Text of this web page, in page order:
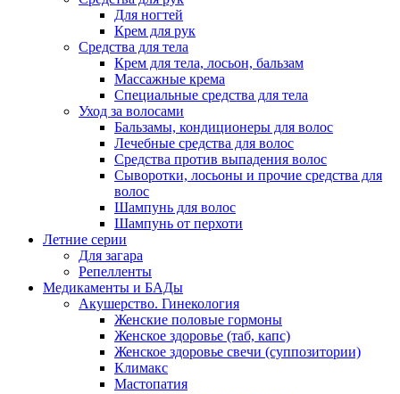
Для ногтей
Крем для рук
Средства для тела
Крем для тела, лосьон, бальзам
Массажные крема
Специальные средства для тела
Уход за волосами
Бальзамы, кондиционеры для волос
Лечебные средства для волос
Средства против выпадения волос
Сыворотки, лосьоны и прочие средства для
волос
Шампунь для волос
Шампунь от перхоти
Летние серии
Для загара
Репелленты
Медикаменты и БАДы
Акушерство. Гинекология
Женские половые гормоны
Женское здоровье (таб, капс)
Женское здоровье свечи (суппозитории)
Климакс
Мастопатия